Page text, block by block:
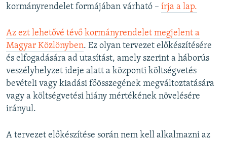
kormányrendelet formájában várható – írja a lap.
Az ezt lehetővé tévő kormányrendelet megjelent a
Magyar Közlönyben. Ez olyan tervezet előkészítésére
és elfogadására ad utasítást, amely szerint a háborús
veszélyhelyzet ideje alatt a központi költségvetés
bevételi vagy kiadási főösszegének megváltoztatására
vagy a költségvetési hiány mértékének növelésére
irányul.
A tervezet előkészítése során nem kell alkalmazni az